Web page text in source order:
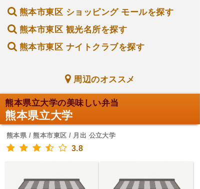
熊本市東区 ショッピング モールを探す
熊本市東区 観光名所を探す
熊本市東区 ナイトクラブを探す
周辺のオススメ
熊本県立大学の美味しい弁当
熊本県立大学
熊本県 / 熊本市東区 / 月出 公立大学
3.8